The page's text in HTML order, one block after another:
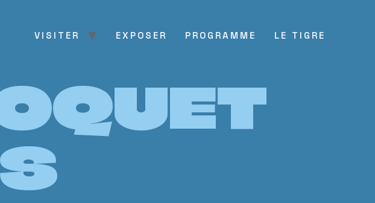
VISITER EXPOSER PROGRAMME LE TIGRE